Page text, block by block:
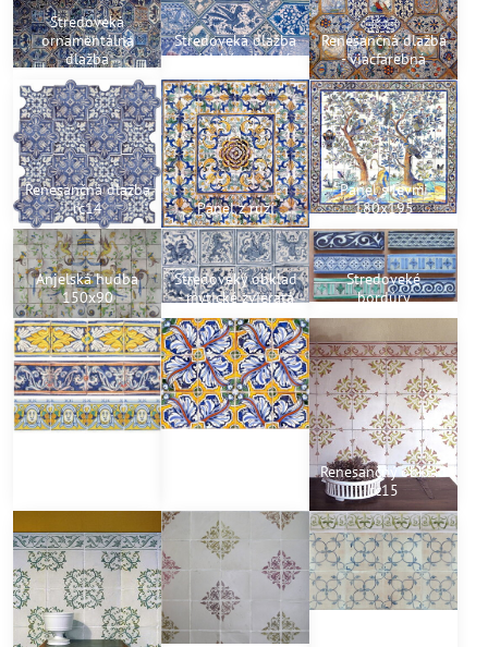
Stredoveká
ornamentálna
dlažba
Stredoveká dlažba
-mýtické zvieratá
Renesančná dlažba
- viacfarebná
Renesančná dlažba
rc14
Panel z ruží
Panel s levmi
180x195
Anjelská hudba
150x90
Stredoveký obklad
- mýtické zvieratá
Stredoveké
bordúry
Renesančný obklad
rc15